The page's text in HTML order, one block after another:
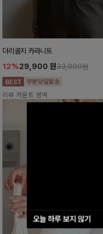
오늘 하루 보지 않기
더리골지 카라니트
12%29,900 원33,900원
리뷰 카운트 영역